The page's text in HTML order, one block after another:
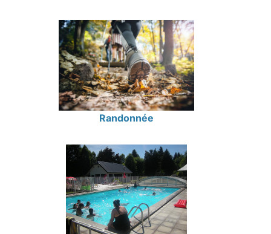
Randonnée